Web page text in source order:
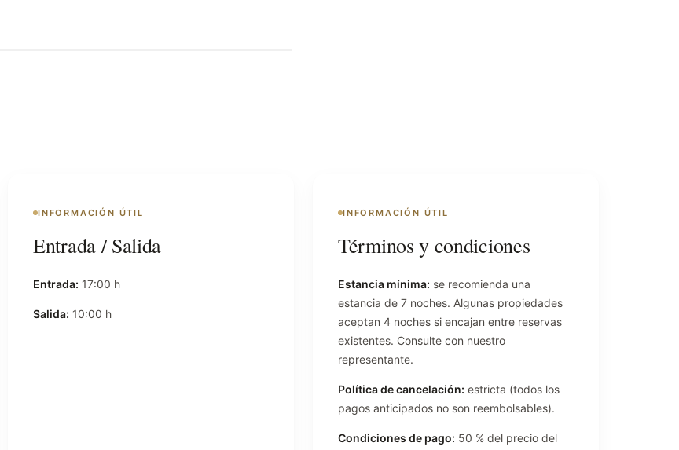
INFORMACIÓN ÚTIL
Entrada / Salida
Entrada: 17:00 h
Salida: 10:00 h
INFORMACIÓN ÚTIL
Términos y condiciones
Estancia mínima: se recomienda una
estancia de 7 noches. Algunas propiedades
aceptan 4 noches si encajan entre reservas
existentes. Consulte con nuestro
representante.
Política de cancelación: estricta (todos los
pagos anticipados no son reembolsables).
Condiciones de pago: 50 % del precio del